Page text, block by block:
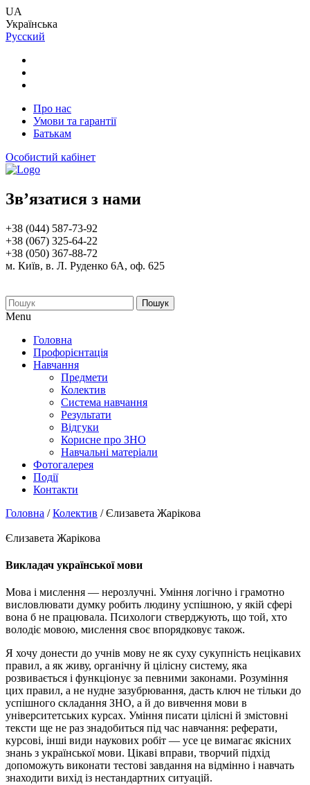
UA
Українська
Русский
Про нас
Умови та гарантії
Батькам
Особистий кабінет
Зв’язатися з нами
+38 (044) 587-73-92
+38 (067) 325-64-22
+38 (050) 367-88-72
м. Київ, в. Л. Руденко 6А, оф. 625
Пошук
Menu
Головна
Профорієнтація
Навчання
Предмети
Колектив
Система навчання
Результати
Відгуки
Корисне про ЗНО
Навчальні матеріали
Фотогалерея
Події
Контакти
Головна /Колектив /Єлизавета Жарікова
Єлизавета Жарікова
Викладач української мови
Мова і мислення — нерозлучні. Уміння логічно і грамотно
висловлювати думку робить людину успішною, у якій сфері
вона б не працювала. Психологи стверджують, що той, хто
володіє мовою, мислення своє впорядковує також.
Я хочу донести до учнів мову не як суху сукупність нецікавих
правил, а як живу, органічну й цілісну систему, яка
розвивається і функціонує за певними законами. Розуміння
цих правил, а не нудне зазубрювання, дасть ключ не тільки до
успішного складання ЗНО, а й до вивчення мови в
університетських курсах. Уміння писати цілісні й змістовні
тексти ще не раз знадобиться під час навчання: реферати,
курсові, інші види наукових робіт — усе це вимагає якісних
знань з української мови. Цікаві вправи, творчий підхід
допоможуть виконати тестові завдання на відмінно і навчать
знаходити вихід із нестандартних ситуацій.